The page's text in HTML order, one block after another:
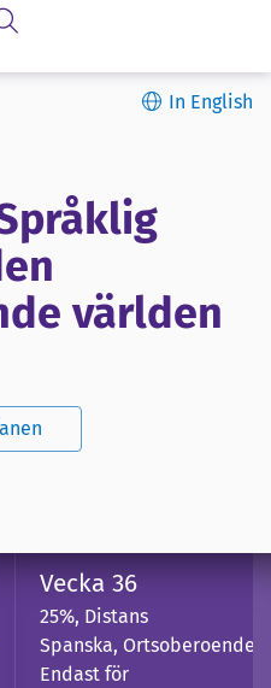
In English
världen
Vecka 36
25%, Distans
Spanska, Ortsoberoende
Endast för